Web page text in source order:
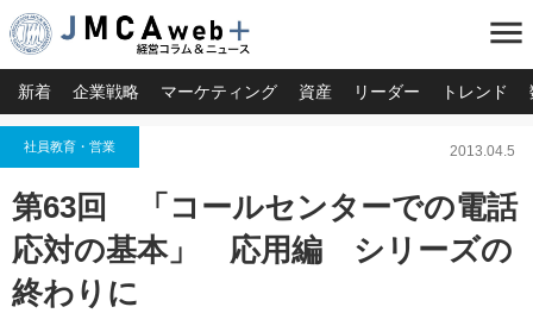
menu
新着 企業戦略 マーケティング 資産 リーダー トレンド
社員教育・営業 2013.04.5
第63回 「コールセンターでの電話
応対の基本」 応用編 シリーズの
終わりに